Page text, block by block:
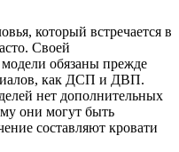
который встречается в
Своей
обязаны прежде
как ДСП и ДВП.
нет дополнительных
они могут быть
составляют кровати